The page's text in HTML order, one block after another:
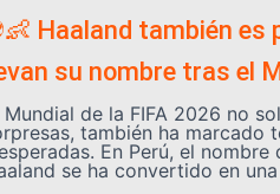
Haaland también es
su nombre tras el
Mundial de la FIFA 2026 no
también ha marcado
En Perú, el
se ha convertido en